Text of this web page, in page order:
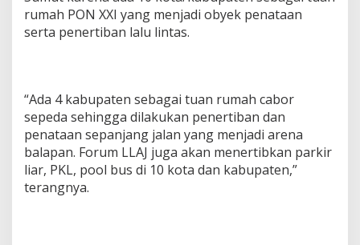
rumah PON XXI yang menjadi obyek penataan
serta penertiban lalu lintas.
“Ada 4 kabupaten sebagai tuan rumah cabor
sepeda sehingga dilakukan penertiban dan
penataan sepanjang jalan yang menjadi arena
balapan. Forum LLAJ juga akan menertibkan parkir
liar, PKL, pool bus di 10 kota dan kabupaten,”
terangnya.